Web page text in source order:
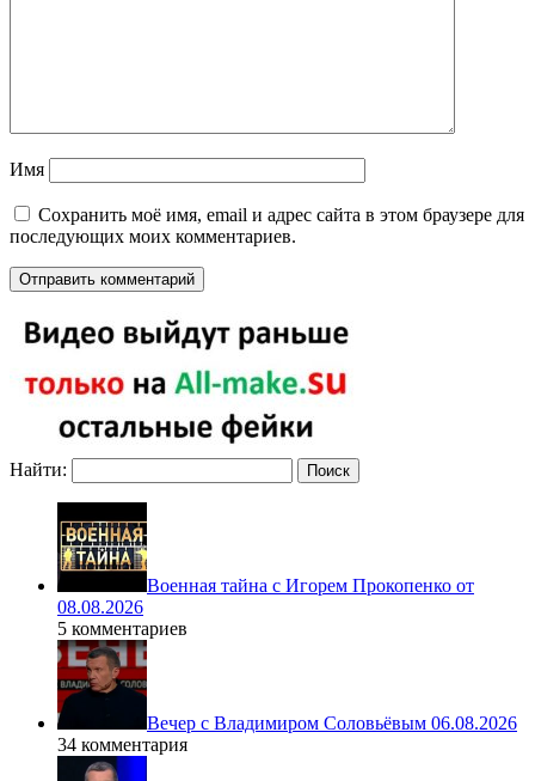
Имя
Сохранить моё имя, email и адрес сайта в этом браузере для
последующих моих комментариев.
Найти:
Военная тайна с Игорем Прокопенко от
08.08.2026
5 комментариев
Вечер с Владимиром Соловьёвым 06.08.2026
34 комментария